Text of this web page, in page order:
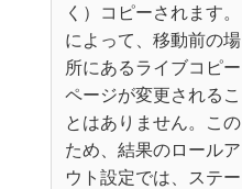
く）コピーされます。
によって、移動前の場
所にあるライブコピー
ページが変更されるこ
とはありません。この
ため、結果のロールア
ウト設定では、ステー